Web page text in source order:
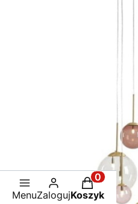
MenuZaloguj
Produkty
Koszyk